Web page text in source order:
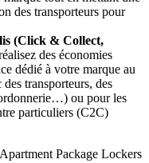
des transporteurs pour
(Click & Collect,
des économies
dédié à votre marque au
transporteurs, des
ou pour les
particuliers (C2C)